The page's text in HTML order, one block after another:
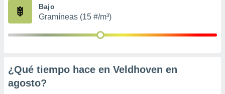
publicidad
Bajo
Gramíneas (15 #/m³)
¿Qué tiempo hace en Veldhoven en
agosto?